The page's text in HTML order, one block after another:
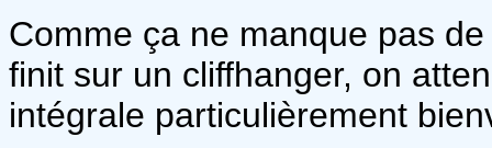
Comme ça ne manque pas
finit sur un cliffhanger, on
intégrale particulièrement